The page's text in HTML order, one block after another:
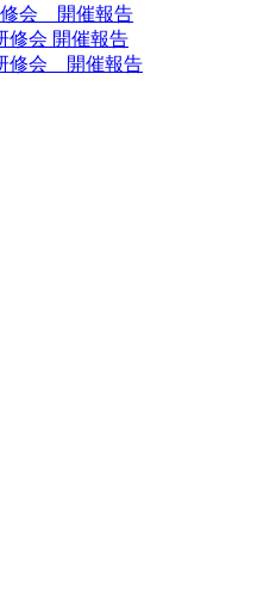
修会 開催報告
修会 開催報告
修会 開催報告